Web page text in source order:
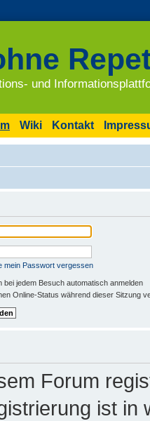
und
Wiki Kontakt
mein Passwort vergessen
bei jedem Besuch automatisch anmelden
Online-Status während dieser Sitzung
Forum
ist in